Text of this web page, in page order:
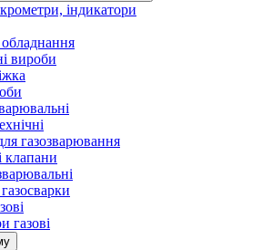
індикатори
вироби
газозварювання
клапани
газові